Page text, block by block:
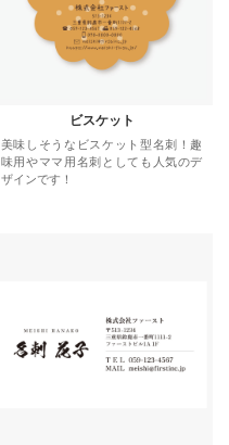
ビスケット
美味しそうなビスケット型名刺！趣
味用やママ用名刺としても人気のデ
ザインです！